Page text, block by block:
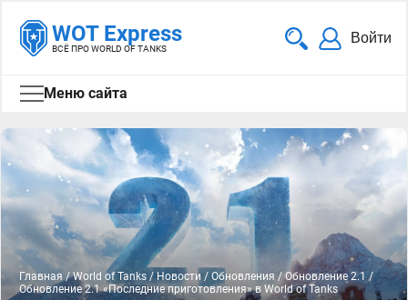
WOT Express
ВСЁ ПРО WORLD OF TANKS
Войти
Меню сайта
Главная / World of Tanks / Новости / Обновления / Обновление 2.1 /
Обновление 2.1 «Последние приготовления» в World of Tanks